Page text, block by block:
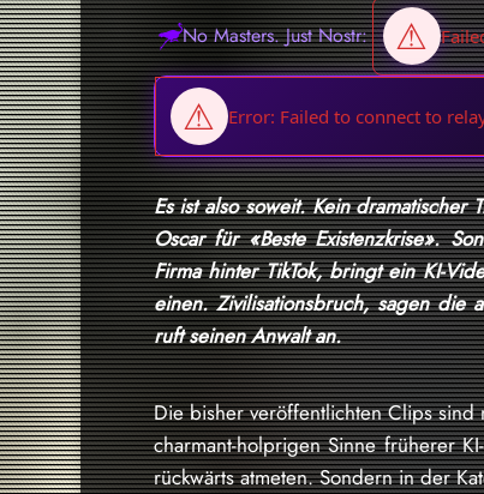
No Masters. Just Nostr:
Es ist also soweit. Kein dramatischer
Oscar für «Beste Existenzkrise».
Firma hinter TikTok, bringt ein KI-
einen. Zivilisationsbruch, sagen die
ruft seinen Anwalt an.
Die bisher veröffentlichten Clips
charmant-holprigen Sinne früherer
rückwärts atmeten. Sondern in der